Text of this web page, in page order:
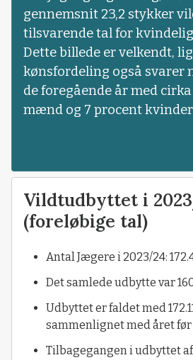
gennemsnit 23,2 stykker
tilsvarende tal for
Dette billede er velkendt,
kønsfordeling også svarer
de foregående år med
mænd og 7 procent
Vildtudbyttet i
(foreløbige tal)
Antal Jægere i 2023/24:
Det samlede udbytte var
Udbyttet er faldet med
sammenlignet med året før
Tilbagegangen i udbyttet